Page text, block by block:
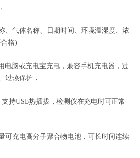
气体名称、日期时间、环境温湿度、浓
格)
脑或充电宝充电，兼容手机充电器，过
过热保护，
USB热插拔，检测仪在充电时可正常
充电高分子聚合物电池，可长时间连续